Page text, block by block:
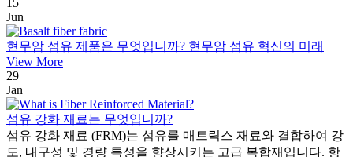
15
Jun
현무암 섬유 제품은 무엇입니까? 현무암 섬유 혁신의 미래
View More
29
Jan
섬유 강화 재료는 무엇입니까?
섬유 강화 재료 (FRM)는 섬유를 매트릭스 재료와 결합하여 강
도, 내구성 및 경량 특성을 향상시키는 고급 복합재입니다. 항